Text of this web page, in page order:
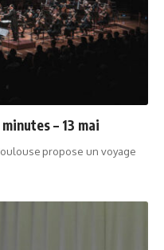
– 13 mai
propose un voyage